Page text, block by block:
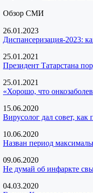
Обзор СМИ
26.01.2023
Диспансеризация-2023:
25.01.2021
Президент Татарстана
25.01.2021
«Хорошо, что
15.06.2020
Вирусолог дал совет, как
10.06.2020
Назван период
09.06.2020
Не думай об инфаркте
04.03.2020